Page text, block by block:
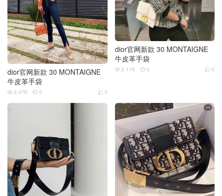
dior官网新款 30 MONTAIGNE
牛皮革手袋
 0
 2.07K  0
dior官网新款 30 MONTAIGNE
牛皮革手袋
 0
 2.11K  0